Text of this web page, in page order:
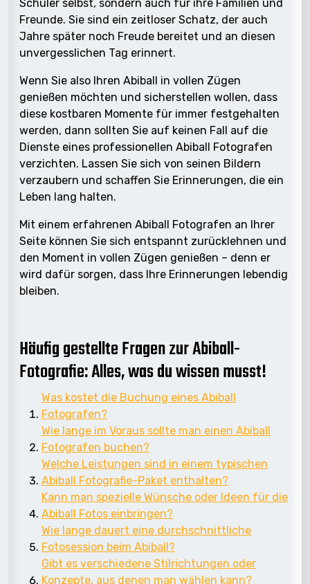
Schüler selbst, sondern auch für ihre Familien und
Freunde. Sie sind ein zeitloser Schatz, der auch
Jahre später noch Freude bereitet und an diesen
unvergesslichen Tag erinnert.
Wenn Sie also Ihren Abiball in vollen Zügen
genießen möchten und sicherstellen wollen, dass
diese kostbaren Momente für immer festgehalten
werden, dann sollten Sie auf keinen Fall auf die
Dienste eines professionellen Abiball Fotografen
verzichten. Lassen Sie sich von seinen Bildern
verzaubern und schaffen Sie Erinnerungen, die ein
Leben lang halten.
Mit einem erfahrenen Abiball Fotografen an Ihrer
Seite können Sie sich entspannt zurücklehnen und
den Moment in vollen Zügen genießen – denn er
wird dafür sorgen, dass Ihre Erinnerungen lebendig
bleiben.
Häufig gestellte Fragen zur Abiball-
Fotografie: Alles, was du wissen musst!
Was kostet die Buchung eines Abiball
Fotografen?
Wie lange im Voraus sollte man einen Abiball
Fotografen buchen?
Welche Leistungen sind in einem typischen
Abiball Fotografie-Paket enthalten?
Kann man spezielle Wünsche oder Ideen für die
Abiball Fotos einbringen?
Wie lange dauert eine durchschnittliche
Fotosession beim Abiball?
Gibt es verschiedene Stilrichtungen oder
Konzepte, aus denen man wählen kann?